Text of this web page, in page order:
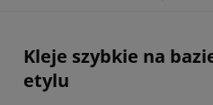
Kleje szybkie na
etylu